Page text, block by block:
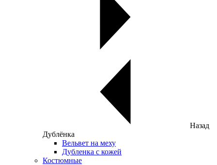
Назад
Дублёнка
Вельвет на меху
Дубленка с кожей
Костюмные